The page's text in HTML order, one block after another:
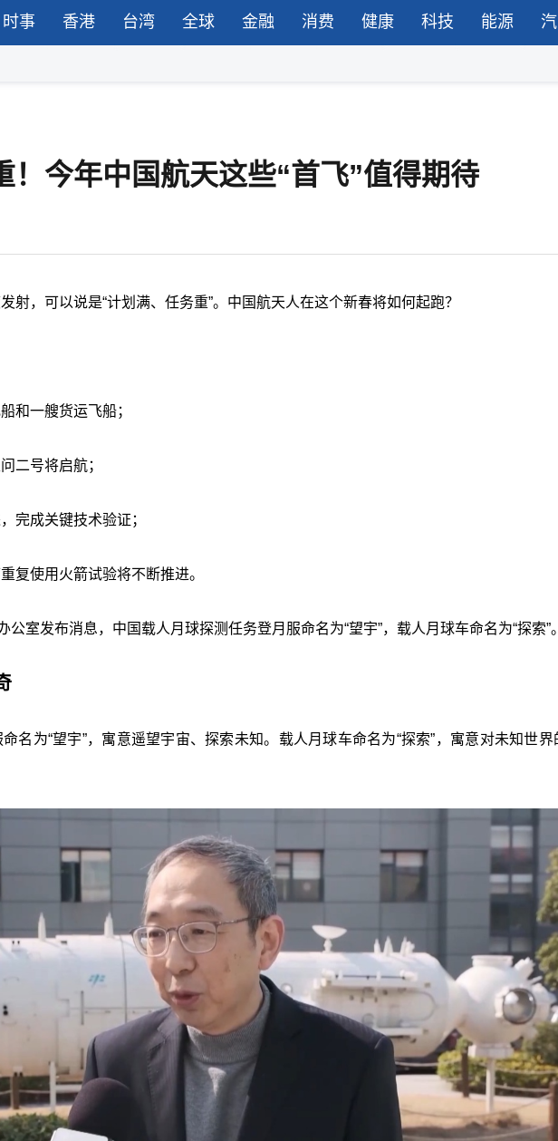
时事 香港 台湾 全球 金融 消费 健康 科技 能源
！今年中国航天这些“首飞”值得期待
射，可以说是“计划满、任务重”。中国航天人在这个新春将如何起跑？
和一艘货运飞船；
二号将启航；
完成关键技术验证；
复使用火箭试验将不断推进。
公室发布消息，中国载人月球探测任务登月服命名为“望宇”，载人月球车命名为“探索”
名为“望宇”，寓意遥望宇宙、探索未知。载人月球车命名为“探索”，寓意对未知世界